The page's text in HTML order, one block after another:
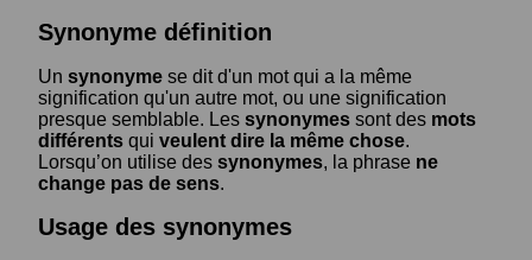
Synonyme définition
Un synonyme se dit d'un mot qui a la même
signification qu'un autre mot, ou une signification
presque semblable. Les synonymes sont des mots
différents qui veulent dire la même chose.
Lorsqu’on utilise des synonymes, la phrase ne
change pas de sens.
Usage des synonymes